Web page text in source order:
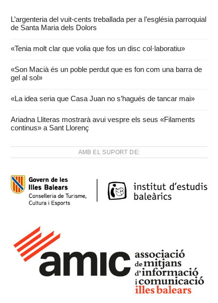
L’argenteria del vuit-cents treballada per a l’església parroquial
de Santa Maria dels Dolors
«Tenia molt clar que volia que fos un disc col·laboratiu»
«Son Macià és un poble perdut que es fon com una barra de
gel al sol»
«La idea seria que Casa Juan no s’hagués de tancar mai»
Ariadna Lliteras mostrarà avui vespre els seus «Filaments
continus» a Sant Llorenç
AMB EL SUPORT DE: